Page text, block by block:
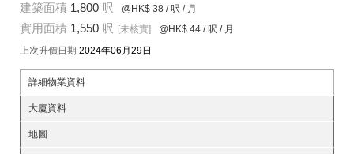
建築面積 1,800 呎 @HK$ 38 / 呎 / 月
實用面積 1,550 呎 [未核實] @HK$ 44 / 呎 / 月
上次升價日期 2024年06月29日
詳細物業資料
大廈資料
地圖